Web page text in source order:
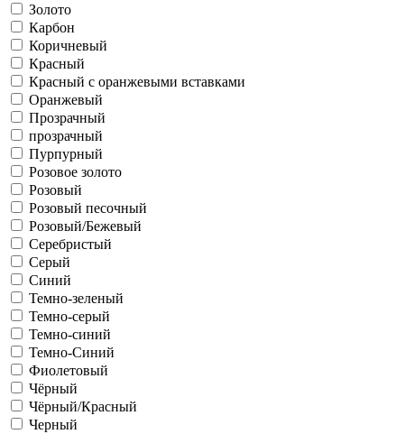
Золото
Карбон
Коричневый
Красный
Красный с оранжевыми вставками
Оранжевый
Прозрачный
прозрачный
Пурпурный
Розовое золото
Розовый
Розовый песочный
Розовый/Бежевый
Серебристый
Серый
Синий
Темно-зеленый
Темно-серый
Темно-синий
Темно-Синий
Фиолетовый
Чёрный
Чёрный/Красный
Черный